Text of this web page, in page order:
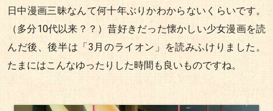
日中漫画三昧なんて何十年ぶりかわからないくらいです。
（多分10代以来？？）昔好きだった懐かしい少女漫画を読
んだ後、後半は「3月のライオン」を読みふけりました。
たまにはこんなゆったりした時間も良いものですね。